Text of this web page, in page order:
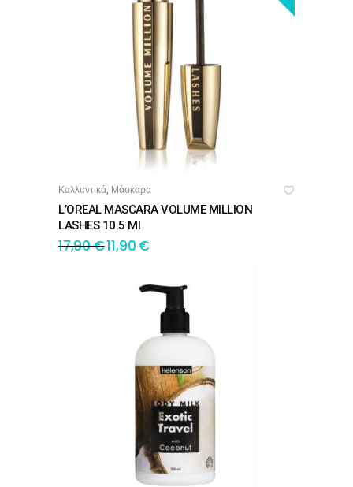
ΠΡΟΣΘΉΚΗ ΣΤΟ ΚΑΛΆΘΙ
Καλλυντικά, Μάσκαρα
L’OREAL MASCARA VOLUME MILLION
LASHES 10.5 Ml
17,90€11,90 €